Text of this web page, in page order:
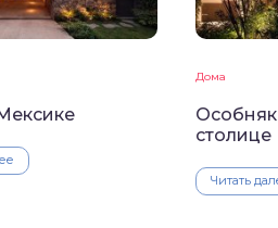
Дома
Особняк
столице
Читать